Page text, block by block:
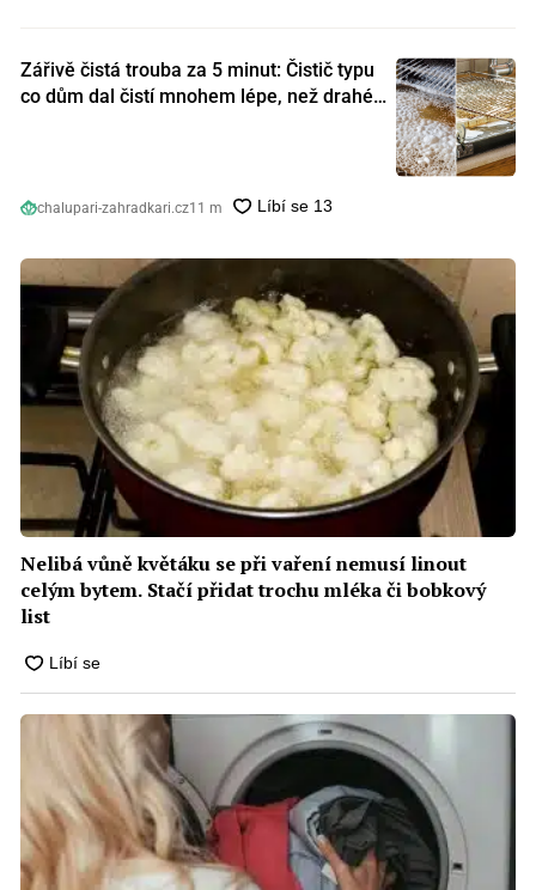
Zářivě čistá trouba za 5 minut: Čistič typu
co dům dal čistí mnohem lépe, než drahé
chalupari-zahradkari.cz11 m
Nelibá vůně květáku se při vaření nemusí linout
celým bytem. Stačí přidat trochu mléka či bobkový
list